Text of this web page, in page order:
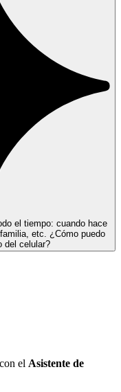
el tiempo: cuando hace
etc. ¿Cómo puedo
del celular?
el Asistente de